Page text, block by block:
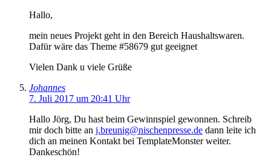
Hallo,
mein neues Projekt geht in den Bereich Haushaltswaren.
Dafür wäre das Theme #58679 gut geeignet
Vielen Dank u viele Grüße
Johannes
7. Juli 2017 um 20:41 Uhr
Hallo Jörg, Du hast beim Gewinnspiel gewonnen. Schreib
mir doch bitte an j.breunig@nischenpresse.de dann leite ich
dich an meinen Kontakt bei TemplateMonster weiter.
Dankeschön!